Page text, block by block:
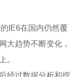
IE6在国内仍然覆
大趋势不断变化，
。